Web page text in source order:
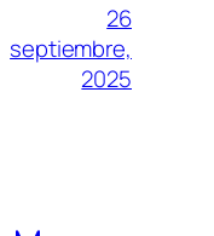
26
septiembre,
2025